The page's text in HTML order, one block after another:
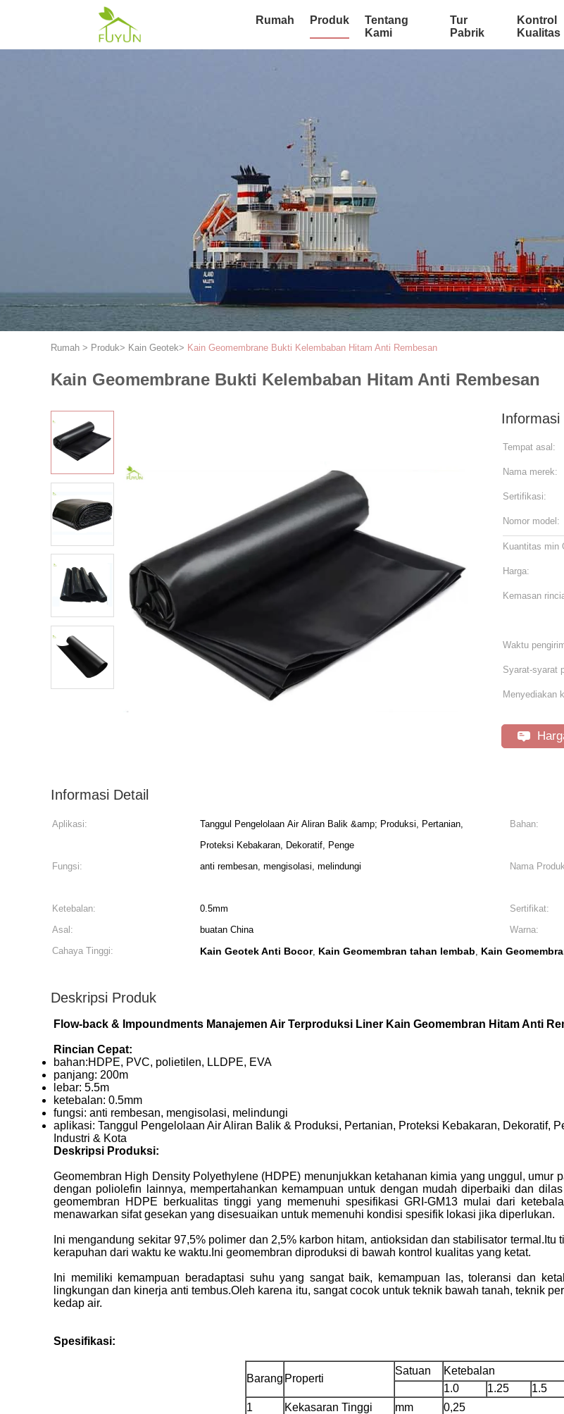
Rumah Produk
Tentang
Kami
Tur
Pabrik
Kontrol
Kualitas
Rumah > Produk> Kain Geotek> Kain Geomembrane Bukti Kelembaban Hitam Anti Rembesan
Kain Geomembrane Bukti Kelembaban Hitam Anti Rembesan
Informasi
Tempat asal:
Nama merek:
Sertifikasi:
Nomor model:
Kuantitas min
Harga:
Kemasan
Waktu
Syarat-syarat
Menyediakan
Informasi Detail
Aplikasi:
Tanggul Pengelolaan Air Aliran Balik &amp; Produksi, Pertanian,
Proteksi Kebakaran, Dekoratif, Penge
Bahan:
Fungsi: anti rembesan, mengisolasi, melindungi Nama
Ketebalan:
0.5mm Sertifikat:
Asal:
buatan China Warna:
Cahaya Tinggi:
Kain Geotek Anti Bocor, Kain Geomembran tahan lembab, Kain
Deskripsi Produk
Flow-back & Impoundments Manajemen Air Terproduksi Liner Kain Geomembran Hitam Anti
Rincian Cepat:
bahan:HDPE, PVC, polietilen, LLDPE, EVA
panjang: 200m
lebar: 5.5m
ketebalan: 0.5mm
fungsi: anti rembesan, mengisolasi, melindungi
aplikasi: Tanggul Pengelolaan Air Aliran Balik & Produksi, Pertanian, Proteksi Kebakaran, Dekoratif,
Industri & Kota
Deskripsi Produksi:
Geomembran High Density Polyethylene (HDPE) menunjukkan ketahanan kimia yang unggul, umur
dengan poliolefin lainnya, mempertahankan kemampuan untuk dengan mudah diperbaiki dan
geomembran HDPE berkualitas tinggi yang memenuhi spesifikasi GRI-GM13 mulai dari
menawarkan sifat gesekan yang disesuaikan untuk memenuhi kondisi spesifik lokasi jika diperlukan.
Ini mengandung sekitar 97,5% polimer dan 2,5% karbon hitam, antioksidan dan stabilisator
kerapuhan dari waktu ke waktu.Ini geomembran diproduksi di bawah kontrol kualitas yang ketat.
Ini memiliki kemampuan beradaptasi suhu yang sangat baik, kemampuan las, toleransi dan
lingkungan dan kinerja anti tembus.Oleh karena itu, sangat cocok untuk teknik bawah tanah, teknik
kedap air.
Spesifikasi:
Barang Properti
Satuan
Ketebalan
1.0
1.25 1.5
1
Kekasaran Tinggi mm
0,25